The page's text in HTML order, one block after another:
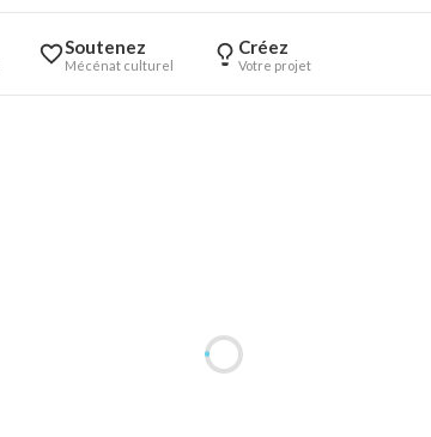
Soutenez
Mécénat culturel
Créez
Votre projet